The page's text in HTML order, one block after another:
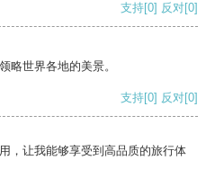
支持[0] 反对[0]
略世界各地的美景。
支持[0] 反对[0]
，让我能够享受到高品质的旅行体